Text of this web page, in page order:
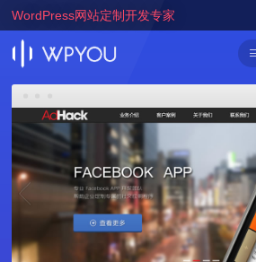
WordPress网站定制开发专家